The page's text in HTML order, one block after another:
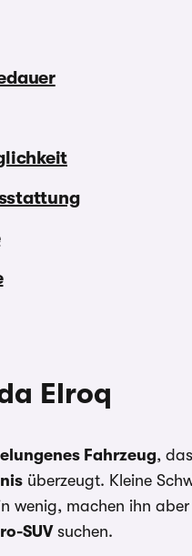
Elroq
Fahrzeug,
überzeugt. Kleine
wenig, machen ihn
SUVsuchen.